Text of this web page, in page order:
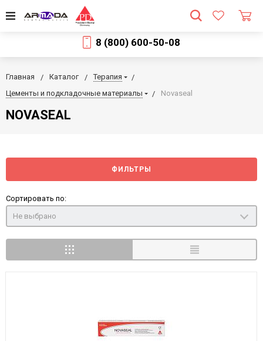
8 (800) 600-50-08
Главная Каталог
Терапия
Цементы и подкладочные материалы
Novaseal
NOVASEAL
ФИЛЬТРЫ
Сортировать по:
Не выбрано